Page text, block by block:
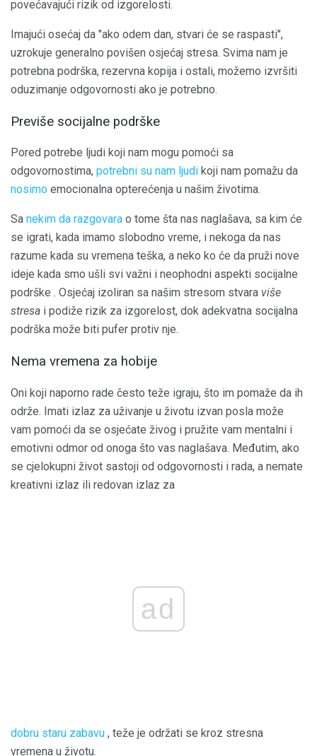
povećavajući rizik od izgorelosti.
Imajući osećaj da "ako odem dan, stvari će se raspasti",
uzrokuje generalno povišen osjećaj stresa. Svima nam je
potrebna podrška, rezervna kopija i ostali, možemo izvršiti
oduzimanje odgovornosti ako je potrebno.
Previše socijalne podrške
Pored potrebe ljudi koji nam mogu pomoći sa
odgovornostima, potrebni su nam ljudi koji nam pomažu da
nosimo emocionalna opterećenja u našim životima.
Sa nekim da razgovara o tome šta nas naglašava, sa kim će
se igrati, kada imamo slobodno vreme, i nekoga da nas
razume kada su vremena teška, a neko ko će da pruži nove
ideje kada smo ušli svi važni i neophodni aspekti socijalne
podrške . Osjećaj izoliran sa našim stresom stvara više
stresa i podiže rizik za izgorelost, dok adekvatna socijalna
podrška može biti pufer protiv nje.
Nema vremena za hobije
Oni koji naporno rade često teže igraju, što im pomaže da ih
održe. Imati izlaz za uživanje u životu izvan posla može
vam pomoći da se osjećate živog i pružite vam mentalni i
emotivni odmor od onoga što vas naglašava. Međutim, ako
se cjelokupni život sastoji od odgovornosti i rada, a nemate
kreativni izlaz ili redovan izlaz za
ad
dobru staru zabavu , teže je održati se kroz stresna
vremena u životu.